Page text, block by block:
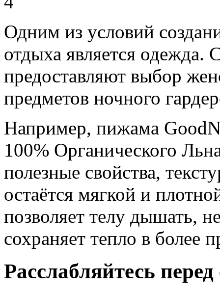
Одним из условий
отдыха является
предоставляют выбор
предметов ночного
Например, пижама
100% Органического
полезные свойства,
остаётся мягкой и
позволяет телу дышать,
сохраняет тепло в более
Расслабляйтесь